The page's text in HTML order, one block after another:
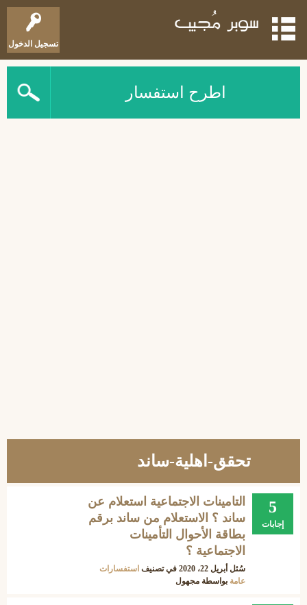
تسجيل الدخول
اطرح استفسار
تحقق-اهلية-ساند
5
إجابات
التامينات الاجتماعية استعلام عن
ساند ؟ الاستعلام من ساند برقم
بطاقة الأحوال التأمينات
الاجتماعية ؟
سُئل أبريل 22، 2020 في تصنيف استفسارات
عامة بواسطة مجهول